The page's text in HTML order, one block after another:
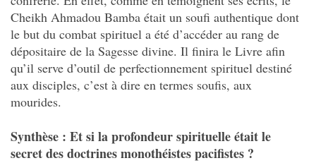
Cheikh Ahmadou Bamba était un soufi authentique dont
le but du combat spirituel a été d’accéder au rang de
dépositaire de la Sagesse divine. Il finira le Livre afin
qu’il serve d’outil de perfectionnement spirituel destiné
aux disciples, c’est à dire en termes soufis, aux
mourides.
Synthèse : Et si la profondeur spirituelle était le
secret des doctrines monothéistes pacifistes ?